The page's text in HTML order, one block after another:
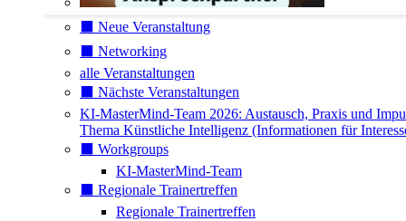
⬛️ Neue Veranstaltung
⬛️ Networking
alle Veranstaltungen
⬛️ Nächste Veranstaltungen
KI-MasterMind-Team 2026: Austausch, Praxis und
Thema Künstliche Intelligenz (Informationen für
⬛️ Workgroups
KI-MasterMind-Team
⬛️ Regionale Trainertreffen
Regionale Trainertreffen